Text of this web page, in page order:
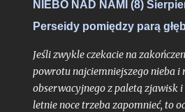
NIEBO NAD NAMI (8)
Perseidy pomiędzy parą
Jeśli zwykle czekacie na
powrotu najciemniejszego nieba i
obserwacyjnego z paletą zjawisk
letnie noce trzeba zapomnieć, to